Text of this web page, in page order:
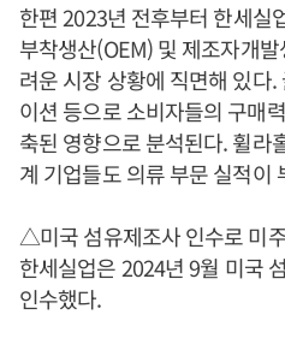
한편 2023년 전후부터 한세실
부착생산(OEM) 및 제조자개
려운 시장 상황에 직면해 있다
이션 등으로 소비자들의 구매
축된 영향으로 분석된다. 휠라
계 기업들도 의류 부문 실적이
△미국 섬유제조사 인수로 미
한세실업은 2024년 9월 미국
인수했다.